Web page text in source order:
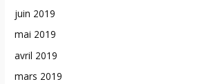
juin 2019
mai 2019
avril 2019
mars 2019